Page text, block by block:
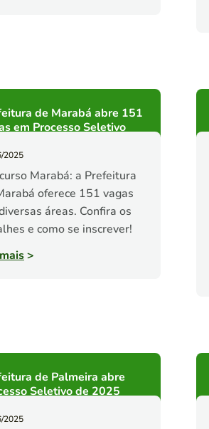
de Marabá abre 151
em Processo Seletivo
2025
Marabá: a Prefeitura
oferece 151 vagas
áreas. Confira os
e como se inscrever!
>
de Palmeira abre
Seletivo de 2025
2025